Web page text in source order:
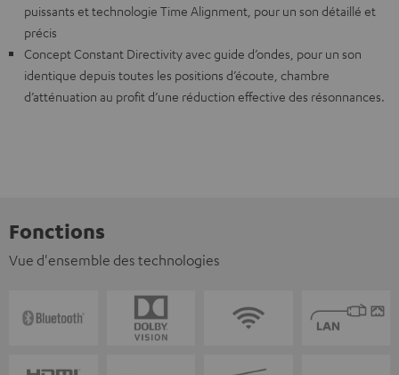
puissants et technologie Time Alignment, pour un son détaillé et
précis
Concept Constant Directivity avec guide d’ondes, pour un son
identique depuis toutes les positions d’écoute, chambre
d’atténuation au profit d’une réduction effective des résonnances.
Fonctions
Vue d'ensemble des technologies